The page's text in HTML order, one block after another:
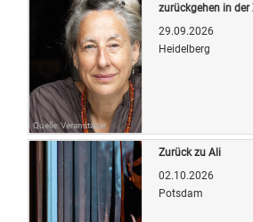
Quelle: Veranstalter
zurückgehen in der
29.09.2026
Heidelberg
Zurück zu Ali
02.10.2026
Potsdam